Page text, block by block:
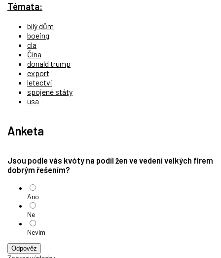
Témata:
bílý dům
boeing
cla
Čína
donald trump
export
letectví
spojené státy
usa
Anketa
Jsou podle vás kvóty na podíl žen ve vedení velkých firem
dobrým řešením?
Ano
Ne
Nevím
Odpověz